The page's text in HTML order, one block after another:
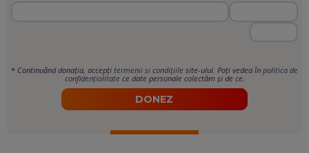
* Continuând donația, accepți termenii si condițiile site-ului. Poți vedea în politica de
confidențialitate ce date personale colectăm și de ce.
DONEZ